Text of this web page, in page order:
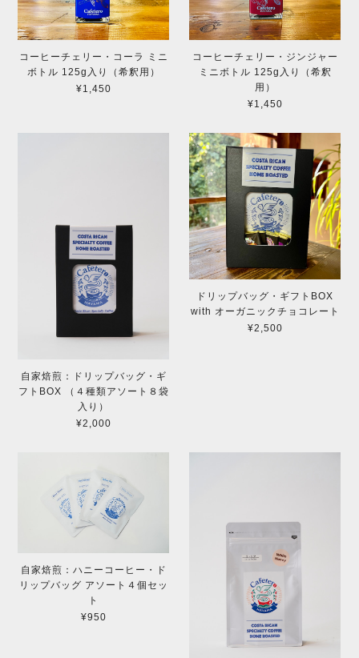
コーヒーチェリー・コーラ ミニ
ボトル 125g入り（希釈用）
¥1,450
コーヒーチェリー・ジンジャー
ミニボトル 125g入り（希釈
用）
¥1,450
自家焙煎：ドリップバッグ・ギ
フトBOX （４種類アソート８袋
入り）
¥2,000
ドリップバッグ・ギフトBOX
with オーガニックチョコレート
¥2,500
自家焙煎：ハニーコーヒー・ド
リップバッグ アソート４個セッ
ト
¥950